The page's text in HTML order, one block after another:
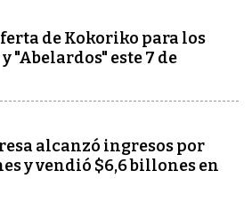
de Kokoriko para los
"Abelardos" este 7 de
alcanzó ingresos por
y vendió $6,6 billones en